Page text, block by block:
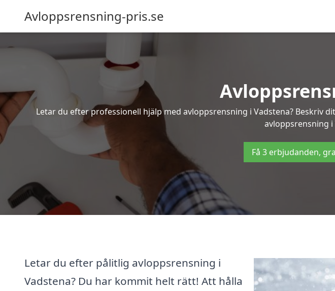
Avloppsrensning-pris.se
Letar du efter professionell hjälp med avloppsrensning i Vadstena?
avloppsrensning i
Få 3 erbjudanden,
Letar du efter pålitlig avloppsrensning i
Vadstena? Du har kommit helt rätt! Att hålla